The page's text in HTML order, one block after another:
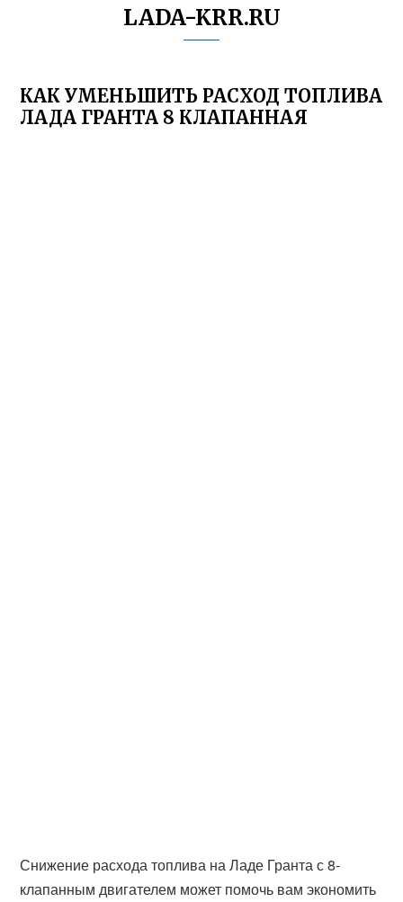
LADA-KRR.RU
КАК УМЕНЬШИТЬ РАСХОД ТОПЛИВА
ЛАДА ГРАНТА 8 КЛАПАННАЯ
Снижение расхода топлива на Ладе Гранта с 8-
клапанным двигателем может помочь вам экономить